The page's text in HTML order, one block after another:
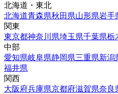
北海道・東北
北海道青森県秋田県山形県岩手
関東
東京都神奈川県埼玉県千葉県栃
中部
愛知県岐阜県静岡県三重県新潟
福井県
関西
大阪府兵庫県京都府滋賀県奈良